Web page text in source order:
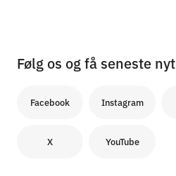
Følg os og få seneste nyt
Facebook Instagram
X YouTube